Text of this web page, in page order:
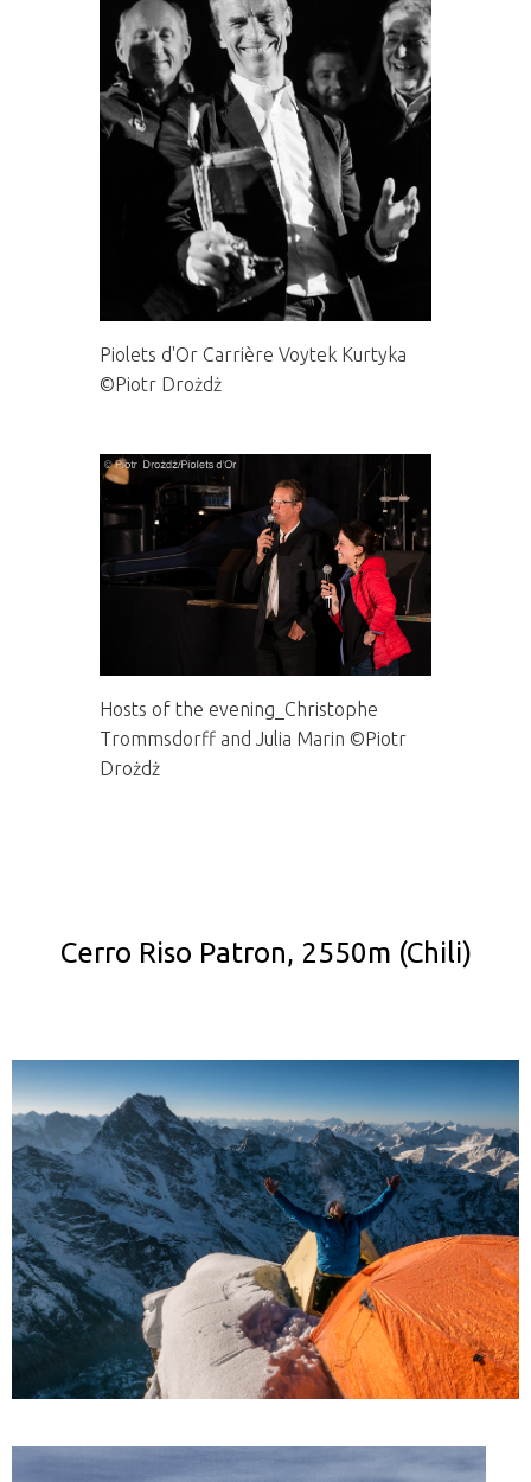
Piolets d'Or Carrière Voytek Kurtyka
©Piotr Drożdż
Hosts of the evening_Christophe
Trommsdorff and Julia Marin ©Piotr
Drożdż
Cerro Riso Patron, 2550m (Chili)